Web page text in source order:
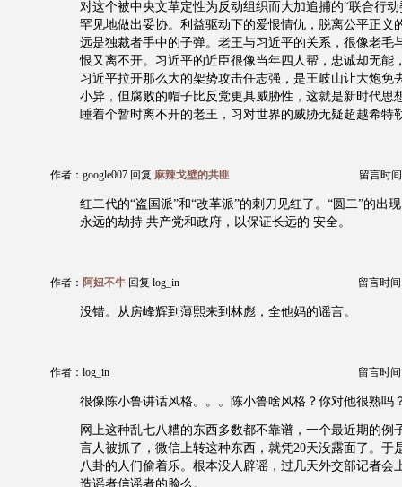
对这个被中央文革定性为反动组织而大加追捕的“联合行
罕见地做出妥协。利益驱动下的爱恨情仇，脱离公平正义
远是独裁者手中的子弹。老王与习近平的关系，很像老毛
恨又离不开。习近平的近臣很像当年四人帮，忠诚却无能
习近平拉开那么大的架势攻击任志强，是王岐山让大炮免
小异，但腐败的帽子比反党更具威胁性，这就是新时代思
睡着个暂时离不开的老王，习对世界的威胁无疑超越希特
作者：google007 回复 麻辣戈壁的共匪 留言时
红二代的“盗国派”和“改革派”的刺刀见红了。“圆二”的出
永远的劫持 共产党和政府，以保证长远的 安全。
作者： 阿妞不牛 回复 log_in 留言时间
没错。从房峰辉到薄熙来到林彪，全他妈的谣言。
作者：log_in 留言时间
很像陈小鲁讲话风格。。。陈小鲁啥风格？你对他很熟吗
网上这种乱七八糟的东西多数都不靠谱，一个最近期的例
言人被抓了，微信上转这种东西，就凭20天没露面了。于
八卦的人们偷着乐。根本没人辟谣，过几天外交部记者会
造谣者信谣者的脸么。